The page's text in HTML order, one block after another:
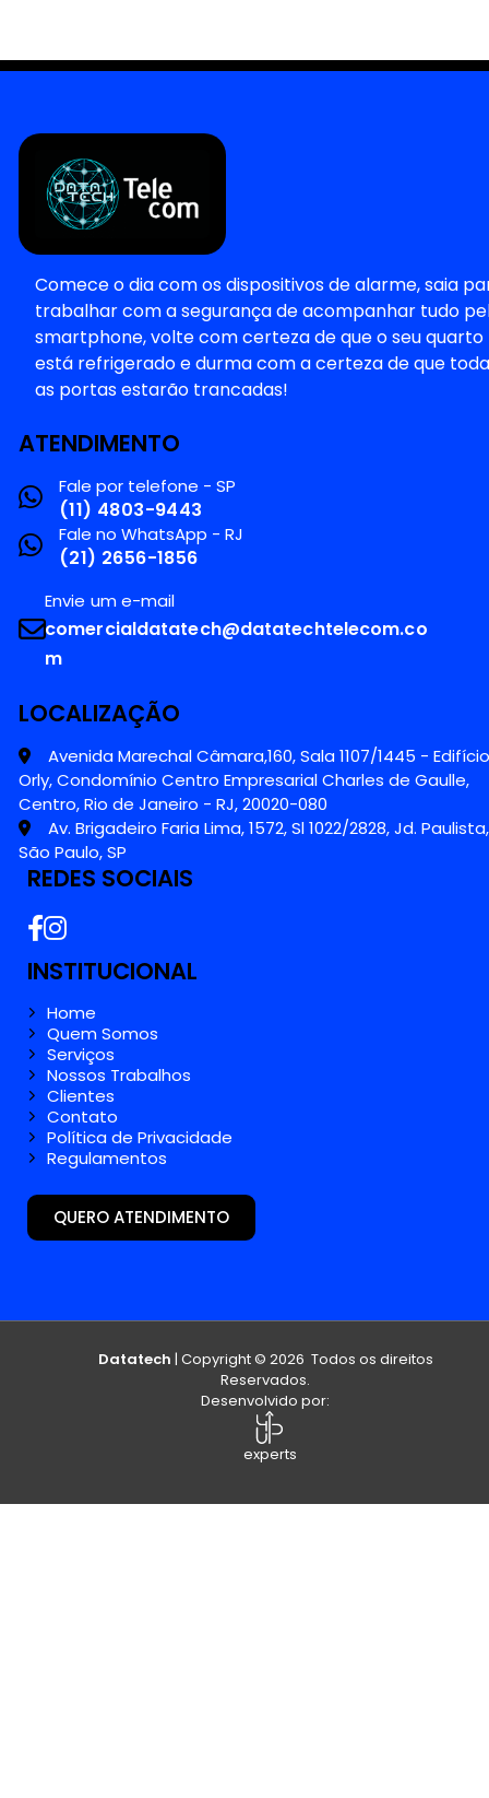
Comece o dia com os dispositivos de alarme, saia
trabalhar com a segurança de acompanhar tudo
smartphone, volte com certeza de que o seu quarto
está refrigerado e durma com a certeza de que
as portas estarão trancadas!
ATENDIMENTO
Fale por telefone - SP
(11) 4803-9443
Fale no WhatsApp - RJ
(21) 2656-1856
Envie um e-mail
comercialdatatech@datatechtelecom.co
m
LOCALIZAÇÃO
Avenida Marechal Câmara,160, Sala 1107/1445 - Edifício
Orly, Condomínio Centro Empresarial Charles de Gaulle,
Centro, Rio de Janeiro - RJ, 20020-080
Av. Brigadeiro Faria Lima, 1572, Sl 1022/2828, Jd. Paulista,
São Paulo, SP
REDES SOCIAIS
INSTITUCIONAL
Home
Quem Somos
Serviços
Nossos Trabalhos
Clientes
Contato
Política de Privacidade
Regulamentos
QUERO ATENDIMENTO
Datatech | Copyright © 2026 Todos os direitos
Reservados.
Desenvolvido por:
experts